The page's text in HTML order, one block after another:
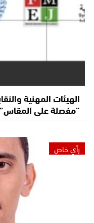
الهيئات المهنية
“مفصلة على
رأي خاص